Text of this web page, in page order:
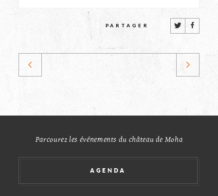
PARTAGER
SUR
D'AUTRES
ÉVÉNEMENT
ancêtre:
Balade
OLD
YOUNG
2025
ÉVÉNEMENT
Moha
Parcourez les événements du château de Moha
AGENDA